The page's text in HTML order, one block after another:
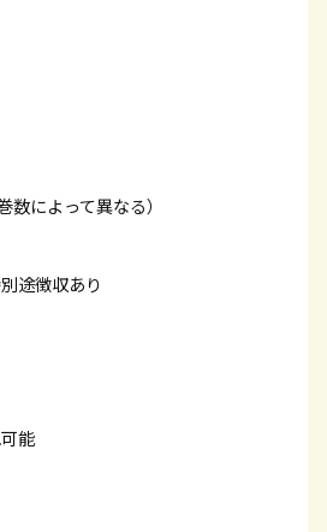
によって異なる）
途徴収あり
能